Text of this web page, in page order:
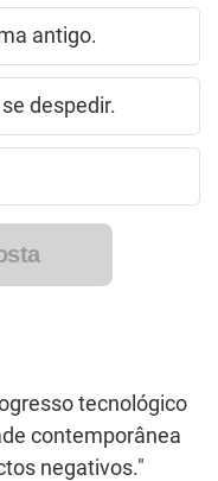
antigo.
despedir.
tecnológico
contemporânea
negativos."